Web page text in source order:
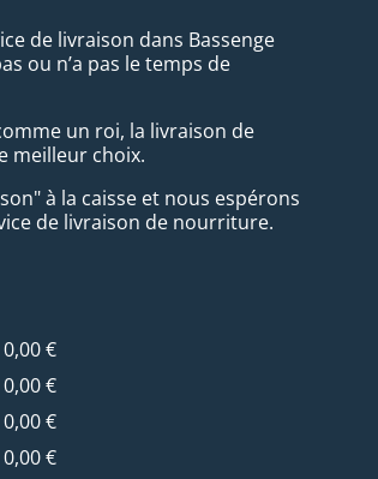
de livraison dans Bassenge
ou n’a pas le temps de
un roi, la livraison de
meilleur choix.
à la caisse et nous espérons
de livraison de nourriture.
€
€
€
€